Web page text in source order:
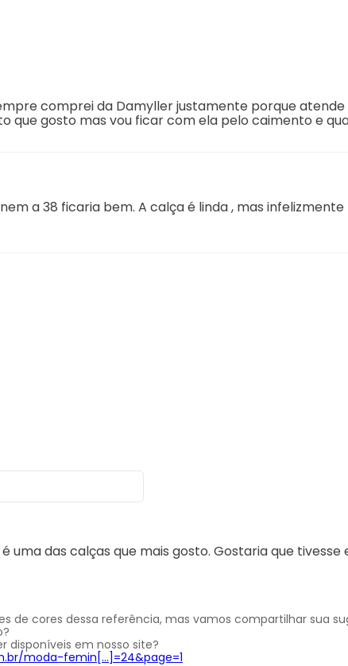
comprei da Damyller justamente porque atende
gosto mas vou ficar com ela pelo caimento e
a 38 ficaria bem. A calça é linda , mas
uma das calças que mais gosto. Gostaria que
de cores dessa referência, mas vamos compartilhar sua
disponíveis em nosso site?
moda-femin[…]=24&page=1